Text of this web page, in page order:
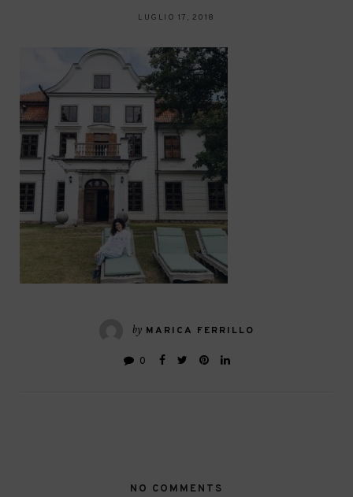
LUGLIO 17, 2018
by MARICA FERRILLO
0
NO COMMENTS